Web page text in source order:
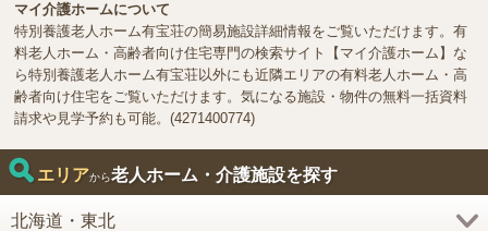
マイ介護ホームについて
特別養護老人ホーム有宝荘の簡易施設詳細情報をご覧いただけます。有
料老人ホーム・高齢者向け住宅専門の検索サイト【マイ介護ホーム】な
ら特別養護老人ホーム有宝荘以外にも近隣エリアの有料老人ホーム・高
齢者向け住宅をご覧いただけます。気になる施設・物件の無料一括資料
請求や見学予約も可能。(4271400774)
エリアから老人ホーム・介護施設を探す
北海道・東北